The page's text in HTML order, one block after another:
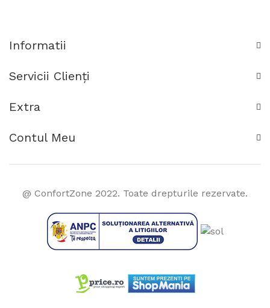
Informatii
Servicii Clienţi
Extra
Contul Meu
@ ConfortZone 2022. Toate drepturile rezervate.